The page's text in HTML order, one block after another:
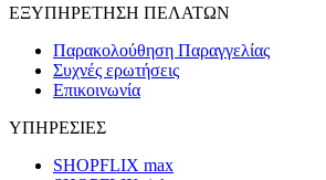
ΕΞΥΠΗΡΕΤΗΣΗ ΠΕΛΑΤΩΝ
Παρακολούθηση Παραγγελίας
Συχνές ερωτήσεις
Επικοινωνία
ΥΠΗΡΕΣΙΕΣ
SHOPFLIX max